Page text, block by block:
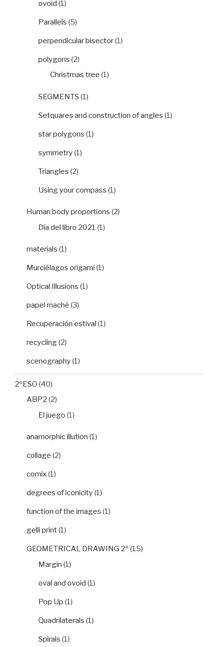
ovoid (1)
Parallels (5)
perpendicular bisector(1)
polygons (2)
Christmas tree (1)
SEGMENTS (1)
Setquares and construction of angles (1)
star polygons (1)
symmetry(1)
Triangles (2)
Using your compass (1)
Human body proportions (2)
Día del libro 2021 (1)
materials (1)
Murciélagos origami (1)
Optical Illusions (1)
papel maché (3)
Recuperación estival (1)
recycling(2)
scenography(1)
2ºESO (40)
ABP2 (2)
El juego (1)
anamorphic illution (1)
collage (2)
comix(1)
degrees of iconicity(1)
function of the images (1)
gelli print(1)
GEOMETRICAL DRAWING 2º (15)
Margin (1)
oval and ovoid (1)
Pop Up (1)
Quadrilaterals (1)
Spirals (1)